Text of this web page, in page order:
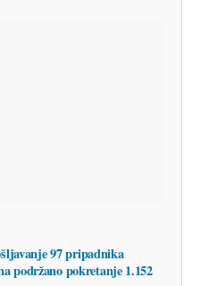
97 pripadnika
podržano pokretanje 1.152